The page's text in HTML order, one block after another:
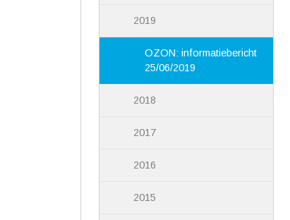
2019
OZON: informatiebericht
25/06/2019
2018
2017
2016
2015